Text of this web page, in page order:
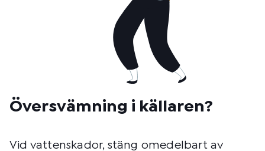
Översvämning i källaren?
Vid vattenskador, stäng omedelbart av